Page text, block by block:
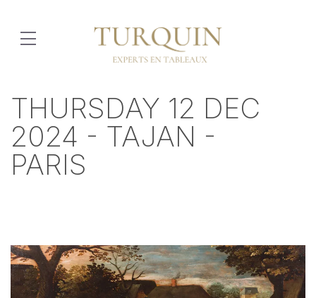
THURSDAY 12 DEC
2024 - TAJAN -
PARIS